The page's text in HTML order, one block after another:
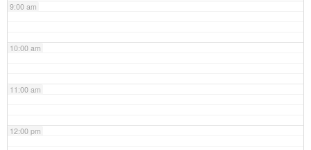
9:00 am
10:00 am
11:00 am
12:00 pm